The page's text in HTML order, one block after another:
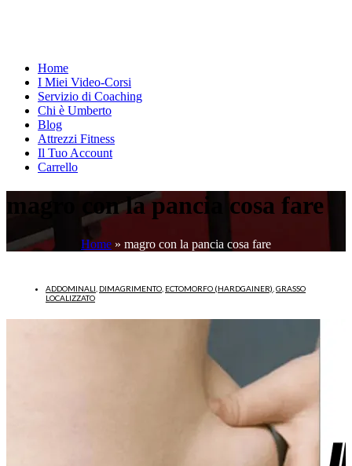
Home
I Miei Video-Corsi
Servizio di Coaching
Chi è Umberto
Blog
Attrezzi Fitness
Il Tuo Account
Carrello
magro con la pancia cosa fare
Home » magro con la pancia cosa fare
ADDOMINALI DIMAGRIMENTO ECTOMORFO (HARDGAINER) GRASSO
LOCALIZZATO